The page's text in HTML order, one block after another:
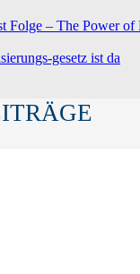
– The Power of
gesetz ist da